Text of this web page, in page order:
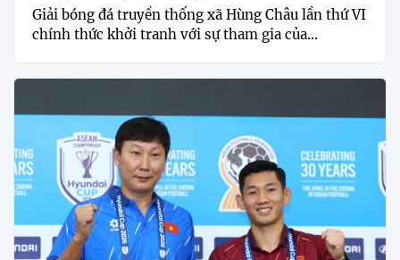
Giải bóng đá truyền thống xã Hùng Châu lần thứ VI
chính thức khởi tranh với sự tham gia của...